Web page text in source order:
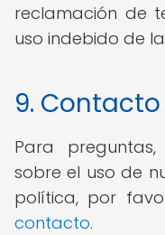
reclamación de
uso indebido de
9. Contacto
Para
sobre el uso de
política, por
contacto.